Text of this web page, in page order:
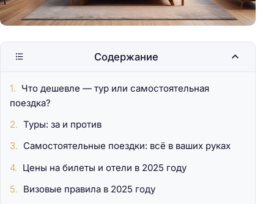
Содержание
Что дешевле — тур или самостоятельная
поездка?
Туры: за и против
Самостоятельные поездки: всё в ваших руках
Цены на билеты и отели в 2025 году
Визовые правила в 2025 году